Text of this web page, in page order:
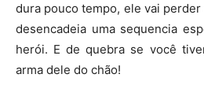
dura pouco tempo, ele vai perder
desencadeia uma sequencia
herói. E de quebra se você
arma dele do chão!